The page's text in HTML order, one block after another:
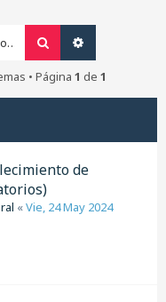
Buscar
• Página 1 de 1
de
«Vie, 24 May 2024